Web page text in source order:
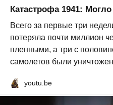
Катастрофа 1941:
Всего за первые три
потеряла почти миллион
пленными, а три с
самолетов были
youtu.be